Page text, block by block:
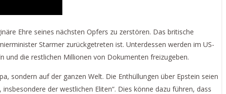
Ehre seines nächsten Opfers zu zerstören. Das britische
Starmer zurückgetreten ist. Unterdessen werden im US-
und die restlichen Millionen von Dokumenten freizugeben.
sondern auf der ganzen Welt. Die Enthüllungen über Epstein seien
der westlichen Eliten“. Dies könne dazu führen, dass